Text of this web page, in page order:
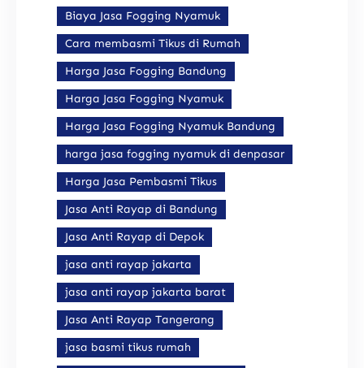
Biaya Jasa Fogging Nyamuk
Cara membasmi Tikus di Rumah
Harga Jasa Fogging Bandung
Harga Jasa Fogging Nyamuk
Harga Jasa Fogging Nyamuk Bandung
harga jasa fogging nyamuk di denpasar
Harga Jasa Pembasmi Tikus
Jasa Anti Rayap di Bandung
Jasa Anti Rayap di Depok
jasa anti rayap jakarta
jasa anti rayap jakarta barat
Jasa Anti Rayap Tangerang
jasa basmi tikus rumah